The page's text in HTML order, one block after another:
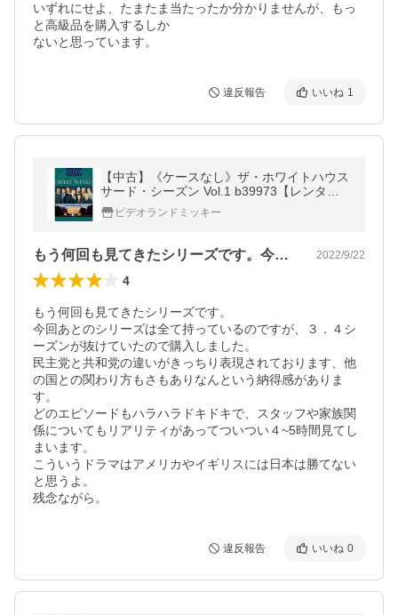
いずれにせよ、たまたま当たったか分かりませんが、もっ
と高級品を購入するしか
ないと思っています。
違反報告 いいね 1
【中古】《ケースなし》ザ・ホワイトハウス
サード・シーズン Vol.1 b39973【レンタル
専用DVD】
ビデオランドミッキー
もう何回も見てきたシリーズです。今回あ… 2022/9/22
4
もう何回も見てきたシリーズです。
今回あとのシリーズは全て持っているのですが、３．４シ
ーズンが抜けていたので購入しました。
民主党と共和党の違いがきっちり表現されております、他
の国との関わり方もさもありなんという納得感がありま
す。
どのエピソードもハラハラドキドキで、スタッフや家族関
係についてもリアリティがあってついつい４~5時間見てし
まいます。
こういうドラマはアメリカやイギリスには日本は勝てない
と思うよ。
残念ながら。
違反報告 いいね 0